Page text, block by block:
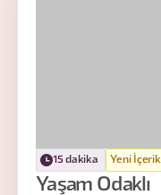
15 dakika Yeni İçerik
Yaşam Odaklı